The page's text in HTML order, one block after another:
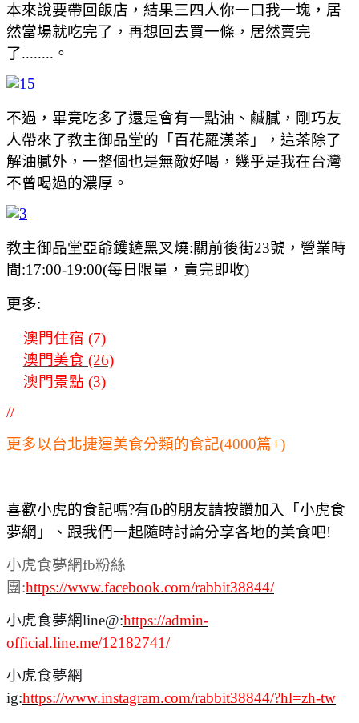
本來說要帶回飯店，結果三四人你一口我一塊，居
然當場就吃完了，再想回去買一條，居然賣完
了........。
不過，畢竟吃多了還是會有一點油、鹹膩，剛巧友
人帶來了教主御品堂的「百花羅漢茶」，這茶除了
解油膩外，一整個也是無敵好喝，幾乎是我在台灣
不曾喝過的濃厚。
教主御品堂亞爺鑊鏟黑叉燒:關前後街23號，營業時
間:17:00-19:00(每日限量，賣完即收)
更多:
澳門住宿 (7)
澳門美食 (26)
澳門景點 (3)
//
更多以台北捷運美食分類的食記(4000篇+)
喜歡小虎的食記嗎?有fb的朋友請按讚加入「小虎食
夢網」、跟我們一起隨時討論分享各地的美食吧!
小虎食夢網fb粉絲
團:https://www.facebook.com/rabbit38844/
小虎食夢網line@:https://admin-
official.line.me/12182741/
小虎食夢網
ig:https://www.instagram.com/rabbit38844/?hl=zh-tw